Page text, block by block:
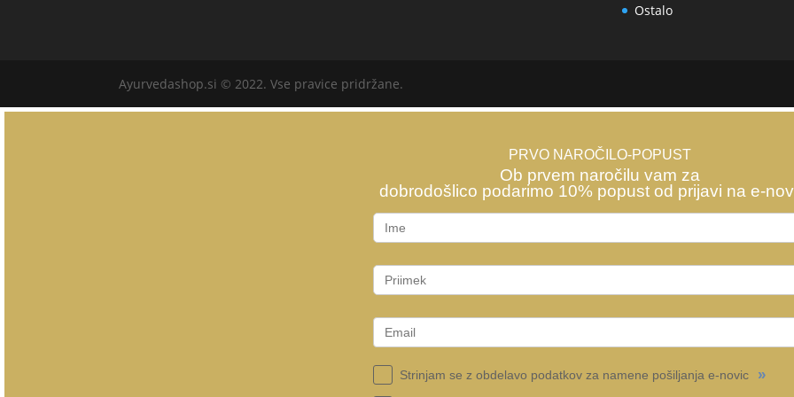
Ostalo
Ayurvedashop.si © 2022. Vse pravice pridržane.
PRVO NAROČILO-POPUST
Ob prvem naročilu vam za
dobrodošlico podarimo 10% popust od prijavi na e-
Strinjam se z obdelavo podatkov za namene pošiljanja e-novic »